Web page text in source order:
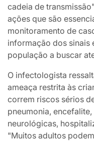
cadeia de
ações que são
monitoramento de
informação dos sinais
população a buscar
O infectologista
ameaça restrita às
correm riscos sérios
pneumonia,
neurológicas,
"Muitos adultos